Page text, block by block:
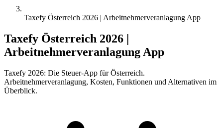
Taxefy Österreich 2026 | Arbeitnehmerveranlagung App
Taxefy Österreich 2026 |
Arbeitnehmerveranlagung App
Taxefy 2026: Die Steuer-App für Österreich.
Arbeitnehmerveranlagung, Kosten, Funktionen und Alternativen im
Überblick.